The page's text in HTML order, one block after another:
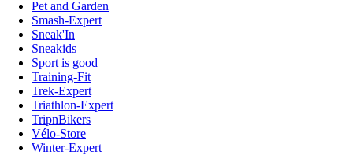
Pet and Garden
Smash-Expert
Sneak'In
Sneakids
Sport is good
Training-Fit
Trek-Expert
Triathlon-Expert
TripnBikers
Vélo-Store
Winter-Expert